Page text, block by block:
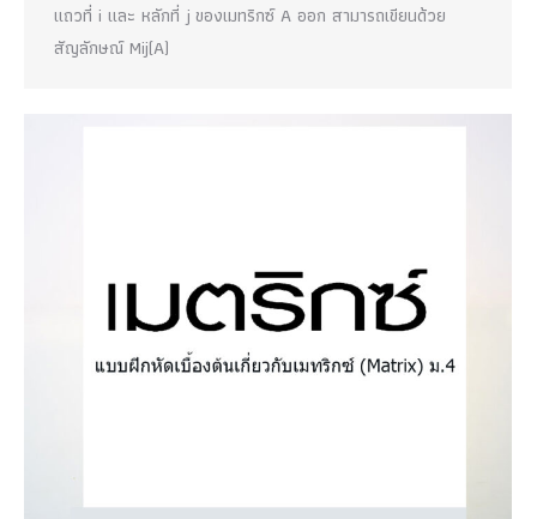
แถวที่ i และ หลักที่ j ของเมทริกซ์ A ออก สามารถเขียนด้วย
สัญลักษณ์ Mij(A)